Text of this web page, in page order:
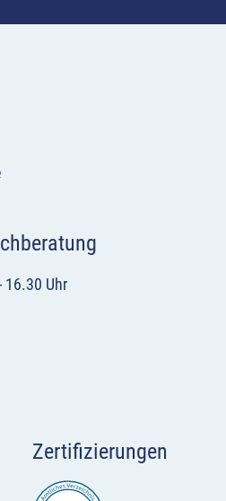
16.30 Uhr
Zertifizierungen